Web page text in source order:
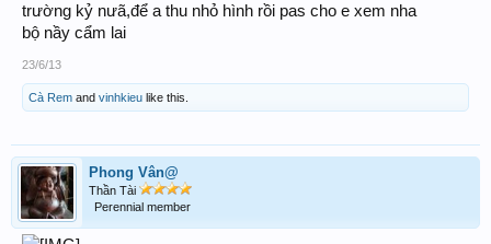
trường kỷ nưã,để a thu nhỏ hình rồi pas cho e xem nha
bộ nầy cẩm lai
23/6/13
Cà Rem and vinhkieu like this.
Phong Vân@
Thần Tài
Perennial member